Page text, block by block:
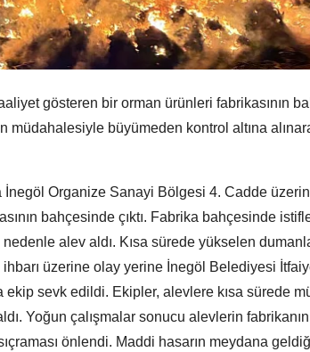
gösteren bir orman ürünleri fabrikasının
müdahalesiyle büyümeden kontrol altına
İnegöl Organize Sanayi Bölgesi 4. Cadde
bahçesinde çıktı. Fabrika bahçesinde
alev aldı. Kısa sürede yükselen
üzerine olay yerine İnegöl Belediyesi
ekip sevk edildi. Ekipler, alevlere kısa sürede
Yoğun çalışmalar sonucu alevlerin
önlendi. Maddi hasarın meydana